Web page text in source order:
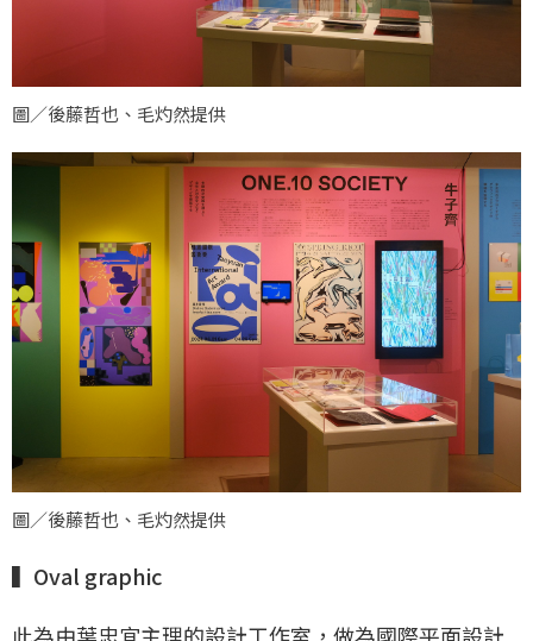
圖／後藤哲也、毛灼然提供
圖／後藤哲也、毛灼然提供
▍Oval graphic
此為由葉忠宜主理的設計工作室，做為國際平面設計